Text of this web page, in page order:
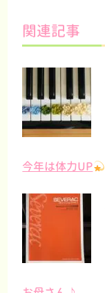
関連記事
今年は体力UP